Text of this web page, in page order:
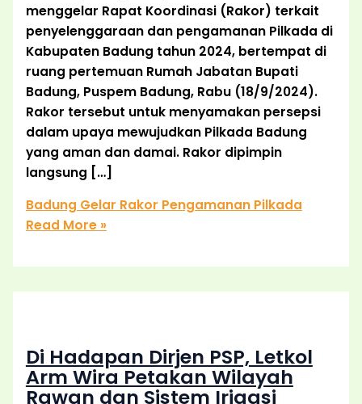
menggelar Rapat Koordinasi (Rakor) terkait
penyelenggaraan dan pengamanan Pilkada di
Kabupaten Badung tahun 2024, bertempat di
ruang pertemuan Rumah Jabatan Bupati
Badung, Puspem Badung, Rabu (18/9/2024).
Rakor tersebut untuk menyamakan persepsi
dalam upaya mewujudkan Pilkada Badung
yang aman dan damai. Rakor dipimpin
langsung […]
Badung Gelar Rakor Pengamanan Pilkada
Read More »
Di Hadapan Dirjen PSP, Letkol
Arm Wira Petakan Wilayah
Rawan dan Sistem Irigasi